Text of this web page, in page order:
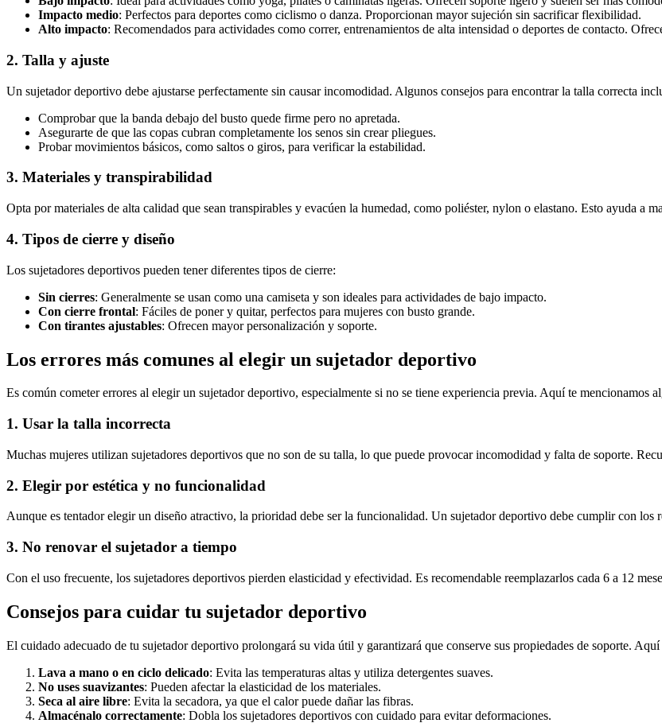
Impacto medio: Perfectos para deportes como ciclismo o danza. Proporcionan mayor sujeción sin sacrificar flexibilidad.
Alto impacto: Recomendados para actividades como correr, entrenamientos de alta intensidad o deportes de contacto.
2. Talla y ajuste
Un sujetador deportivo debe ajustarse perfectamente sin causar incomodidad. Algunos consejos para encontrar la talla correcta
Comprobar que la banda debajo del busto quede firme pero no apretada.
Asegurarte de que las copas cubran completamente los senos sin crear pliegues.
Probar movimientos básicos, como saltos o giros, para verificar la estabilidad.
3. Materiales y transpirabilidad
Opta por materiales de alta calidad que sean transpirables y evacúen la humedad, como poliéster, nylon o elastano. Esto ayuda a
4. Tipos de cierre y diseño
Los sujetadores deportivos pueden tener diferentes tipos de cierre:
Sin cierres: Generalmente se usan como una camiseta y son ideales para actividades de bajo impacto.
Con cierre frontal: Fáciles de poner y quitar, perfectos para mujeres con busto grande.
Con tirantes ajustables: Ofrecen mayor personalización y soporte.
Los errores más comunes al elegir un sujetador deportivo
Es común cometer errores al elegir un sujetador deportivo, especialmente si no se tiene experiencia previa. Aquí te mencionamos
1. Usar la talla incorrecta
Muchas mujeres utilizan sujetadores deportivos que no son de su talla, lo que puede provocar incomodidad y falta de soporte.
2. Elegir por estética y no funcionalidad
Aunque es tentador elegir un diseño atractivo, la prioridad debe ser la funcionalidad. Un sujetador deportivo debe cumplir con los
3. No renovar el sujetador a tiempo
Con el uso frecuente, los sujetadores deportivos pierden elasticidad y efectividad. Es recomendable reemplazarlos cada 6 a 12
Consejos para cuidar tu sujetador deportivo
El cuidado adecuado de tu sujetador deportivo prolongará su vida útil y garantizará que conserve sus propiedades de soporte.
Lava a mano o en ciclo delicado: Evita las temperaturas altas y utiliza detergentes suaves.
No uses suavizantes: Pueden afectar la elasticidad de los materiales.
Seca al aire libre: Evita la secadora, ya que el calor puede dañar las fibras.
Almacénalo correctamente: Dobla los sujetadores deportivos con cuidado para evitar deformaciones.